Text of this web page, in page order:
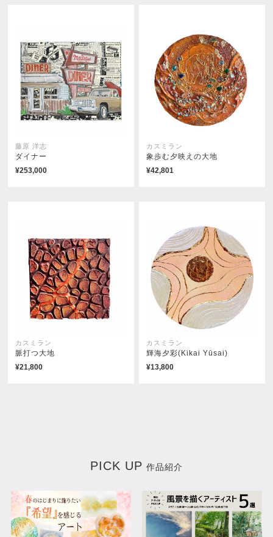
藤原 洋志
ダイナー
¥253,000
カスミラン
象歩む夕映えの大地
¥42,801
カスミラン
脈打つ大地
¥21,800
カスミラン
輝海夕彩(Kikai Yūsai)
¥13,800
PICK UP 作品紹介